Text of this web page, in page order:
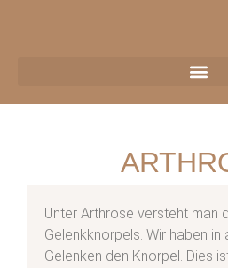
Unter Arthrose versteht man
Gelenkknorpels. Wir haben in
Gelenken den Knorpel. Dies